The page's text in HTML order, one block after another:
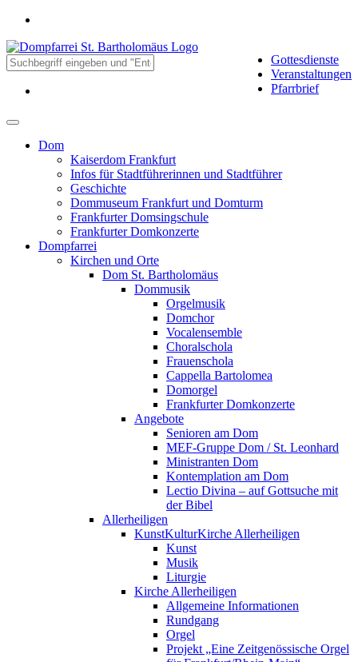
Gottesdienste
Veranstaltungen
Pfarrbrief
Dom
Kaiserdom Frankfurt
Infos für Stadtführerinnen und Stadtführer
Geschichte
Dommuseum Frankfurt und Domturm
Frankfurter Domsingschule
Frankfurter Domkonzerte
Dompfarrei
Kirchen und Orte
Dom St. Bartholomäus
Dommusik
Orgelmusik
Domchor
Vocalensemble
Choralschola
Frauenschola
Cappella Bartolomea
Domorgel
Frankfurter Domkonzerte
Angebote
Senioren am Dom
MEF-Gruppe Dom / St. Leonhard
Ministranten Dom
Kontemplation am Dom
Lectio Divina – auf Gottsuche mit
der Bibel
Allerheiligen
KunstKulturKirche Allerheiligen
Kunst
Musik
Liturgie
Kirche Allerheiligen
Allgemeine Informationen
Rundgang
Orgel
Projekt „Eine Zeitgenössische Orgel